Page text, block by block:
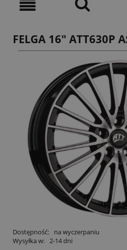
FELGA 16" ATT630P
Dostępność:
na wyczerpaniu
Wysyłka w: 2-14 dni